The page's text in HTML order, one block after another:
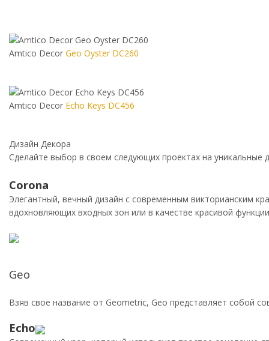
Amtico Decor Geo Oyster DC260
Amtico Decor Echo Keys DC456
Дизайн Декора
Сделайте выбор в своем следующих проектах на уникальные
Corona
Элегантный, вечный дизайн с современным викторианским
вдохновляющих входных зон или в качестве красивой
Geo
Взяв свое название от Geometric, Geo представляет собой
Echo